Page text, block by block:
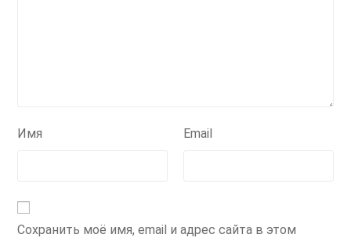
Имя Email
Сохранить моё имя, email и адрес сайта в этом